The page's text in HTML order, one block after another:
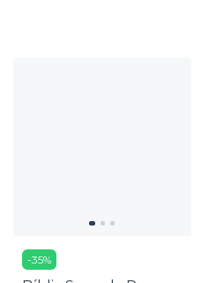
-35%